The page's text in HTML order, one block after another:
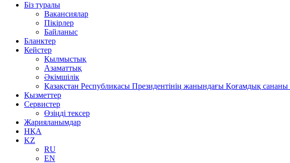
Біз туралы
Вакансиялар
Пікірлер
Байланыс
Бланктер
Кейстер
Қылмыстық
Азаматтық
Әкімшілік
Қазақстан Республикасы Президентінің жанындағы Қоғамдық
Қызметтер
Сервистер
Өзіңді тексер
Жарияланымдар
НҚА
KZ
RU
EN